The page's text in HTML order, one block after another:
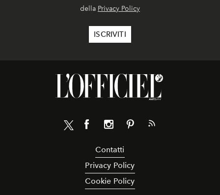
della Privacy Policy
Contatti
Privacy Policy
Cookie Policy